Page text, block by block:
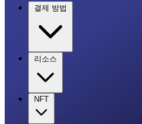
결제 방법
리소스
NFT